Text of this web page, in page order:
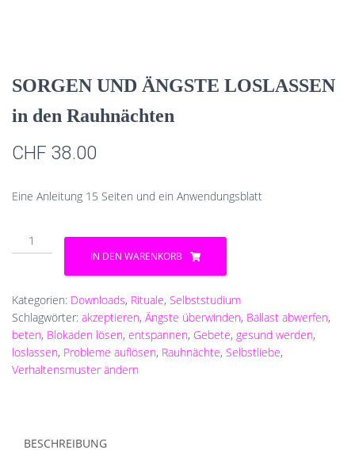
SORGEN UND ÄNGSTE LOSLASSEN
in den Rauhnächten
CHF 38.00
Eine Anleitung 15 Seiten und ein Anwendungsblatt
SORGEN
UND
LOSLASSEN
in
den
Rauhnächten
Menge
IN DEN WARENKORB
Kategorien: Downloads, Rituale, Selbststudium
Schlagwörter: akzeptieren, Ängste überwinden, Ballast abwerfen,
beten, Blokaden lösen, entspannen, Gebete, gesund werden,
loslassen, Probleme auflösen, Rauhnächte, Selbstliebe,
Verhaltensmuster ändern
BESCHREIBUNG